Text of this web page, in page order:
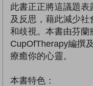
此書正正將這議題表
及反思，藉此減少
和歧視。本書由芬蘭
CupOfTherapy編撰
療癒你的心靈。
本書特色：